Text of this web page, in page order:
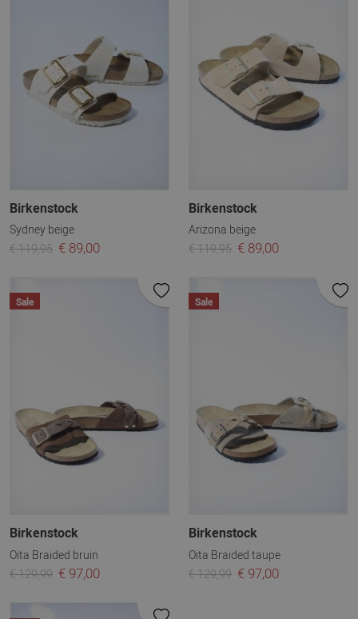
Birkenstock
Sydney beige
€ 119,95 € 89,00
Birkenstock
Arizona beige
€ 119,95 € 89,00
Sale
Birkenstock
Oita Braided bruin
€ 129,99 € 97,00
Sale
Birkenstock
Oita Braided taupe
€ 129,99 € 97,00